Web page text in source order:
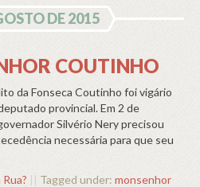
DE 2015
COUTINHO
da Fonseca Coutinho foi vigário
provincial. Em 2 de
Silvério Nery precisou
necessária para que seu
|| Tagged under: monsenhor